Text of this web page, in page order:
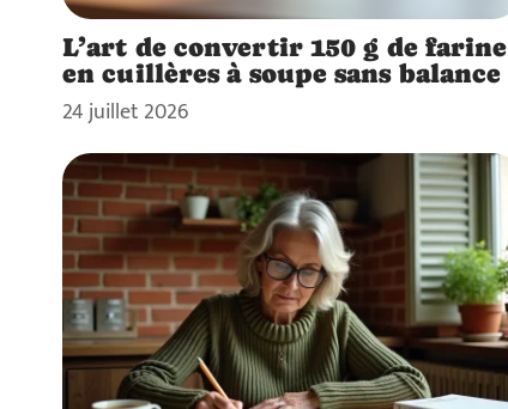
L’art de convertir 150 g de farine
en cuillères à soupe sans balance
24 juillet 2026